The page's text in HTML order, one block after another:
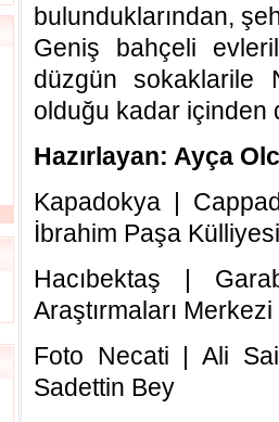
bulunduklarından,
Geniş bahçeli
düzgün sokaklarile
olduğu kadar içinden
Hazırlayan: Ayça
Kapadokya |
İbrahim Paşa
Hacıbektaş |
Araştırmaları Merkezi
Foto Necati | Ali
Sadettin Bey